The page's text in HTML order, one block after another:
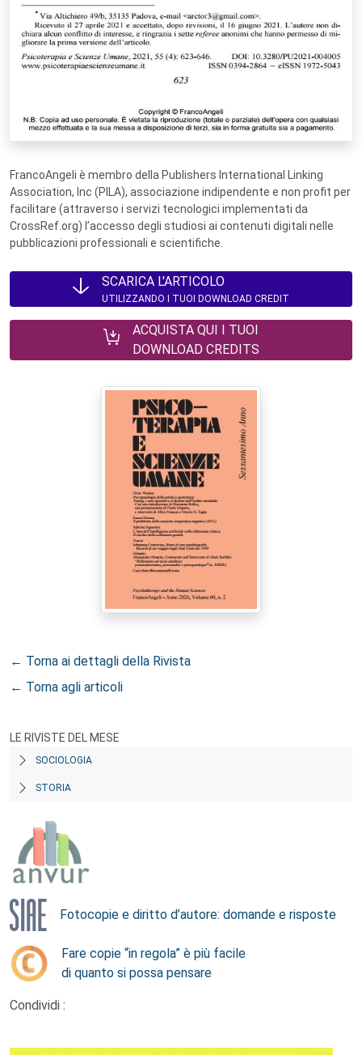
FrancoAngeli è membro della Publishers International Linking
Association, Inc (PILA), associazione indipendente e non profit per
facilitare (attraverso i servizi tecnologici implementati da
CrossRef.org) l’accesso degli studiosi ai contenuti digitali nelle
pubblicazioni professionali e scientifiche.
SCARICA L'ARTICOLO
UTILIZZANDO I TUOI DOWNLOAD CREDIT
ACQUISTA QUI I TUOI
DOWNLOAD CREDITS
← Torna ai dettagli della Rivista
← Torna agli articoli
LE RIVISTE DEL MESE
SOCIOLOGIA
STORIA
Fotocopie e diritto d’autore: domande e risposte
Fare copie “in regola” è più facile
di quanto si possa pensare
Condividi :